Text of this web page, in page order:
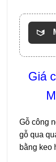
Giá
Gỗ công
gỗ qua
bằng keo